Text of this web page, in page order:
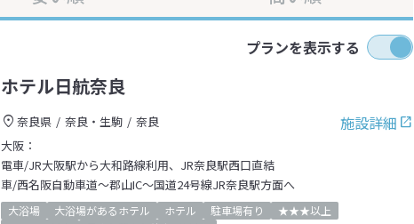
プランを表示する
ホテル日航奈良
施設詳細
奈良県 奈良・生駒
奈良
大阪：
電車/JR大阪駅から大和路線利用、JR奈良駅西口直結
車/西名阪自動車道～郡山IC～国道24号線JR奈良駅方面へ
大浴場 大浴場があるホテル ホテル 駐車場有り
★★★以上